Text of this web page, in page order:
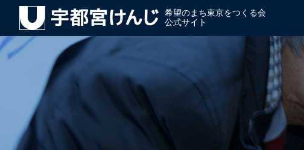
希望のまち東京をつくる会
公式サイト